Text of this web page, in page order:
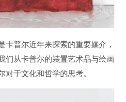
卡普尔近年来探索的重要媒介，
们从卡普尔的装置艺术品与绘画
对于文化和哲学的思考。